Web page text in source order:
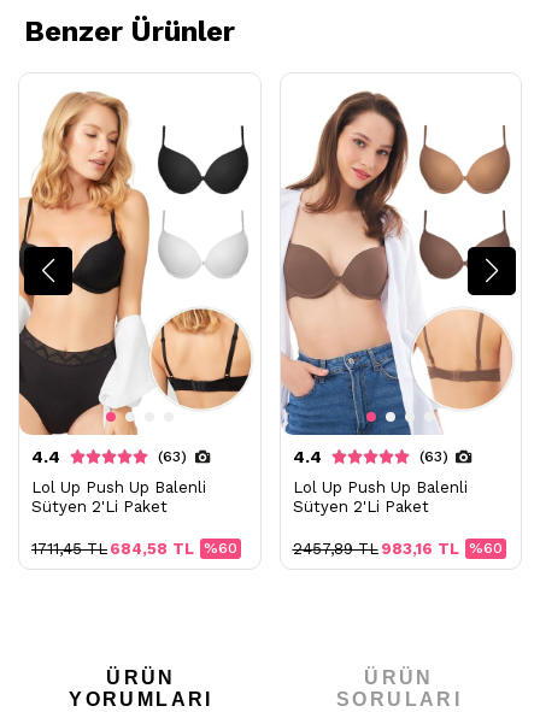
- Kuru temizleme işlemine izin verilemez.
- Lekelerin çözücülerle giderilmesine izin verilmez
- Tamburlu kurutma yapılmaz.
Benzer Ürünler
4.4 (63)
Lol Up Push Up Balenli
Sütyen 2'Li Paket
%60
684,58 TL
1711,45 TL
4.4 (63)
Lol Up Push Up Balenli
Sütyen 2'Li Paket
%60
983,16 TL
2457,89 TL
ÜRÜN
YORUMLARI
ÜRÜN
SORULARI